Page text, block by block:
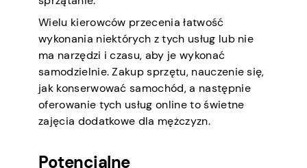
Wielu kierowców przecenia łatwość
wykonania niektórych z tych usług lub nie
ma narzędzi i czasu, aby je wykonać
samodzielnie. Zakup sprzętu, nauczenie się,
jak konserwować samochód, a następnie
oferowanie tych usług online to świetne
zajęcia dodatkowe dla mężczyzn.
Potencjalne